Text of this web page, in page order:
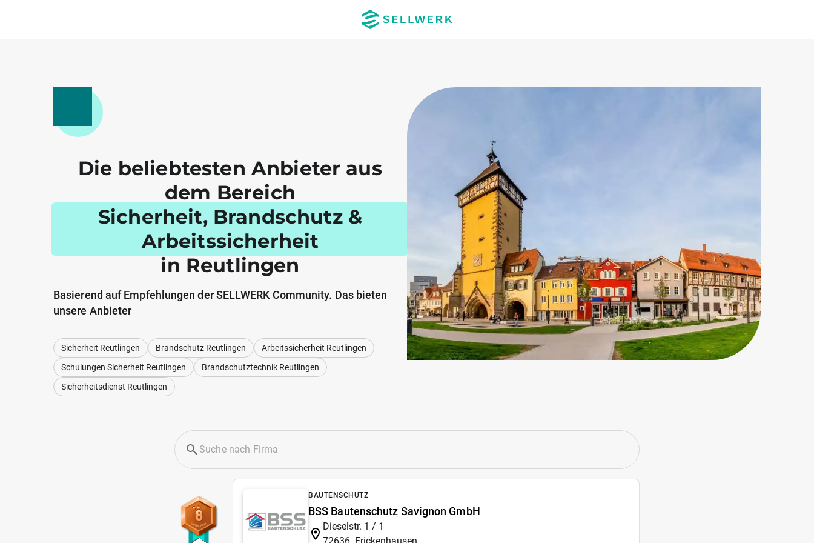
Die beliebtesten Anbieter aus
dem Bereich
Sicherheit, Brandschutz &
Arbeitssicherheit
in Reutlingen
Basierend auf Empfehlungen der SELLWERK Community. Das bieten
unsere Anbieter
Sicherheit Reutlingen Brandschutz Reutlingen
Arbeitssicherheit Reutlingen
Schulungen Sicherheit Reutlingen
Brandschutztechnik Reutlingen
Sicherheitsdienst Reutlingen
8
BAUTENSCHUTZ
BSS Bautenschutz Savignon GmbH
Dieselstr. 1 / 1